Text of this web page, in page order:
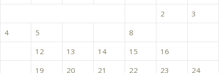
2
3
4
5 8
12 13 14 15 16
19 20 21 22 23
24